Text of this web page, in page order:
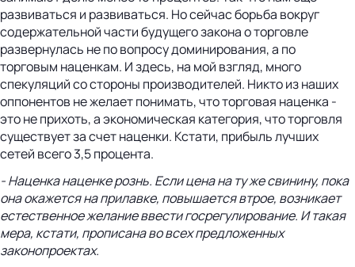
развиваться и развиваться. Но сейчас борьба вокруг
содержательной части будущего закона о торговле
развернулась не по вопросу доминирования, а по
торговым наценкам. И здесь, на мой взгляд, много
спекуляций со стороны производителей. Никто из наших
оппонентов не желает понимать, что торговая наценка -
это не прихоть, а экономическая категория, что торговля
существует за счет наценки. Кстати, прибыль лучших
сетей всего 3,5 процента.
- Наценка наценке рознь. Если цена на ту же свинину, пока
она окажется на прилавке, повышается втрое, возникает
естественное желание ввести госрегулирование. И такая
мера, кстати, прописана во всех предложенных
законопроектах.